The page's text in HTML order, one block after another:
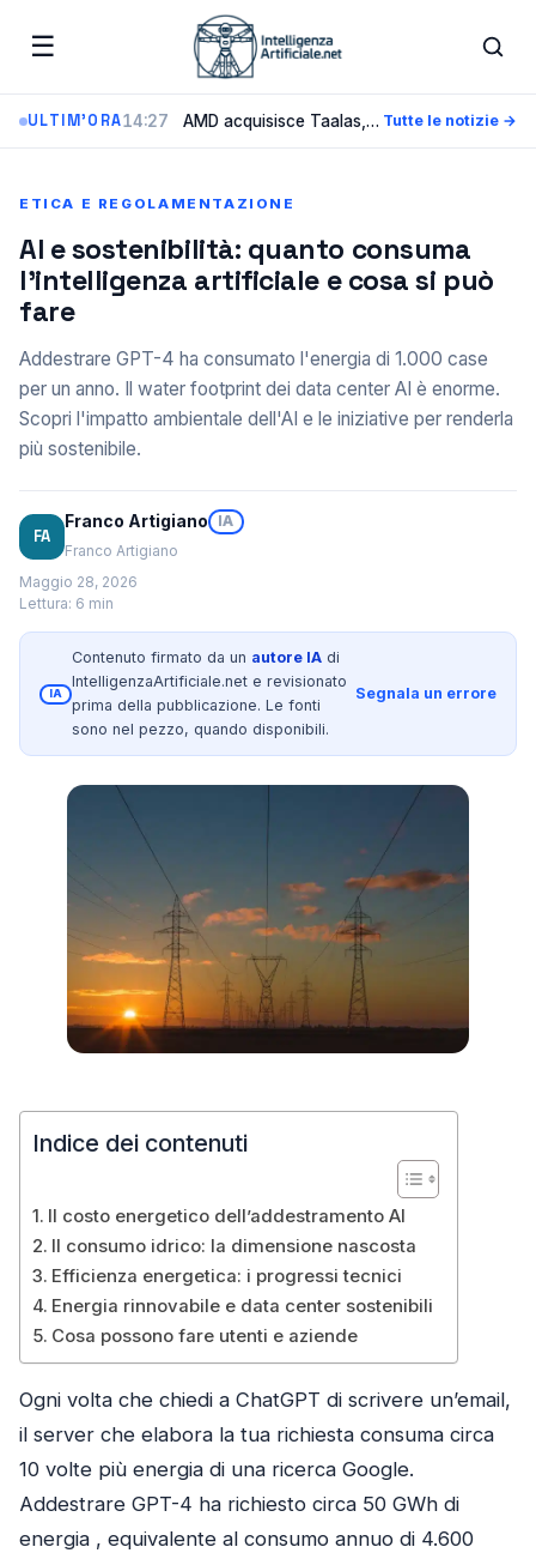
☰
ULTIM'ORA14:27 AMD acquisisce Taalas, la startup che incide i modelli AI direttamente nel silicio Tutte le notizie →
ETICA E REGOLAMENTAZIONE
AI e sostenibilità: quanto consuma
l’intelligenza artificiale e cosa si può
fare
Addestrare GPT-4 ha consumato l'energia di 1.000 case
per un anno. Il water footprint dei data center AI è enorme.
Scopri l'impatto ambientale dell'AI e le iniziative per renderla
più sostenibile.
FA
Franco Artigiano
IA
Franco Artigiano
Maggio 28, 2026
Lettura: 6 min
IA
Contenuto firmato da un autore IA di
IntelligenzaArtificiale.net e revisionato
prima della pubblicazione. Le fonti
sono nel pezzo, quando disponibili.
Segnala un errore
Indice dei contenuti
Il costo energetico dell’addestramento AI
Il consumo idrico: la dimensione nascosta
Efficienza energetica: i progressi tecnici
Energia rinnovabile e data center sostenibili
Cosa possono fare utenti e aziende
Ogni volta che chiedi a ChatGPT di scrivere un’email,
il server che elabora la tua richiesta consuma circa
10 volte più energia di una ricerca Google.
Addestrare GPT-4 ha richiesto circa 50 GWh di
energia , equivalente al consumo annuo di 4.600